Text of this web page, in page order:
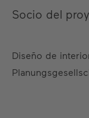
Socio del
Diseño de